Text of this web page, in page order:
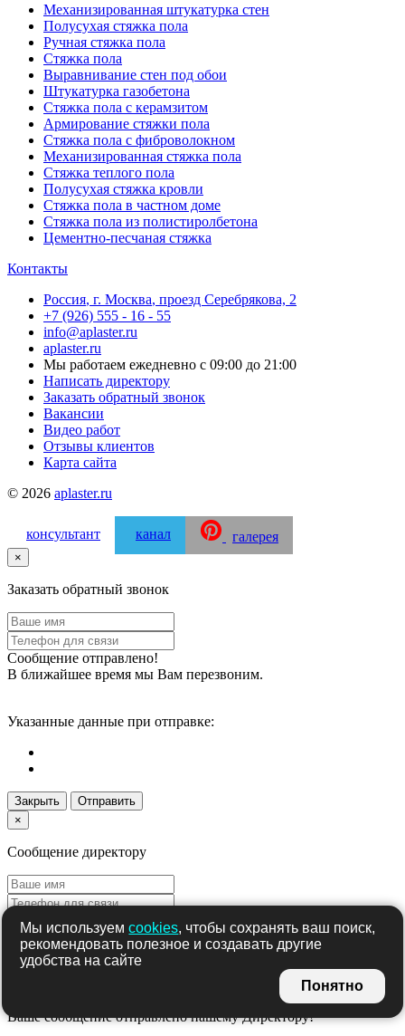
Механизированная штукатурка стен
Полусухая стяжка пола
Ручная стяжка пола
Стяжка пола
Выравнивание стен под обои
Штукатурка газобетона
Стяжка пола с керамзитом
Армирование стяжки пола
Стяжка пола с фиброволокном
Механизированная стяжка пола
Стяжка теплого пола
Полусухая стяжка кровли
Стяжка пола в частном доме
Стяжка пола из полистиролбетона
Цементно-песчаная стяжка
Контакты
Россия, г. Москва, проезд Серебрякова, 2
+7 (926) 555 - 16 - 55
info@aplaster.ru
aplaster.ru
Мы работаем ежедневно с 09:00 до 21:00
Написать директору
Заказать обратный звонок
Вакансии
Видео работ
Отзывы клиентов
Карта сайта
© 2026 aplaster.ru
консультант канал галерея
Мы используемcookies, чтобы сохранять ваш поиск,
рекомендовать полезное и создавать другие
удобства на сайте
Понятно
×
Заказать обратный звонок
Сообщение отправлено!
В ближайшее время мы Вам перезвоним.
Указанные данные при отправке:
Закрыть
Отправить
×
Сообщение директору
Ваше сообщение отправлено нашему Директору!